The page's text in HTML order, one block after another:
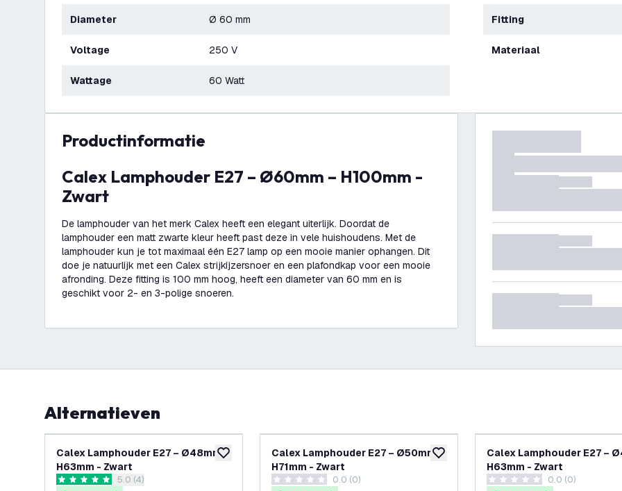
Diameter Ø 60 mm
Voltage 250 V
Wattage 60 Watt
Fitting
Materiaal
productinformatie
Calex Lamphouder E27 – Ø60mm – H100mm -
Zwart
De lamphouder van het merk Calex heeft een elegant uiterlijk. Doordat de
lamphouder een matt zwarte kleur heeft past deze in vele huishoudens. Met de
lamphouder kun je tot maximaal één E27 lamp op een mooie manier ophangen. Dit
doe je natuurlijk met een Calex strijkijzersnoer en een plafondkap voor een mooie
afronding. Deze fitting is 100 mm hoog, heeft een diameter van 60 mm en is
geschikt voor 2- en 3-polige snoeren.
Alternatieven
toevoegen aan verlanglijst
Calex Lamphouder E27 – Ø48mm –
H63mm - Zwart
reviews drawer openen
5 score sterren5.0 (4)
toevoegen aan verlanglijst
Calex Lamphouder E27 – Ø50mm –
H71mm - Zwart
0 score sterren0.0 (0)
Calex Lamphouder E27 –
H63mm - Zwart
0 score sterren0.0 (0)